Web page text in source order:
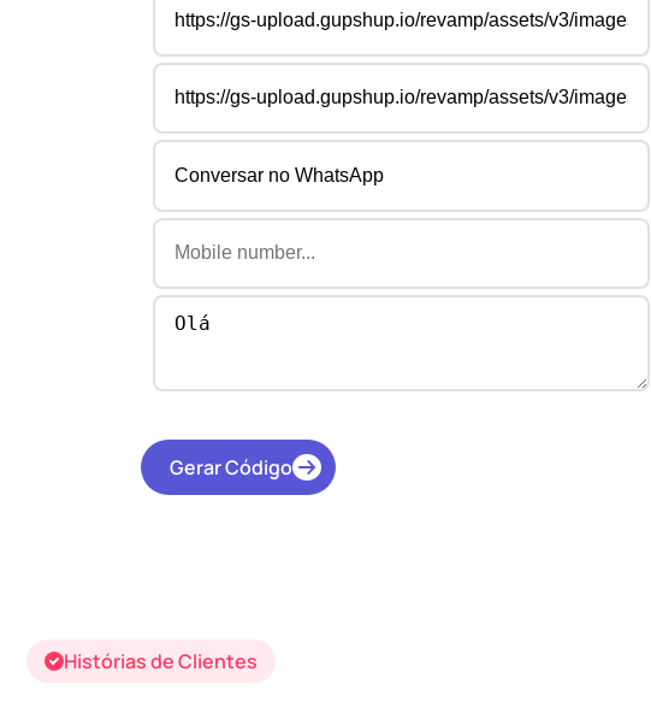
Gerar Código
Histórias de Clientes